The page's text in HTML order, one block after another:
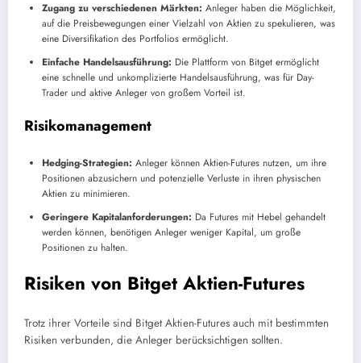
Zugang zu verschiedenen Märkten: Anleger haben die Möglichkeit,
auf die Preisbewegungen einer Vielzahl von Aktien zu spekulieren, was
eine Diversifikation des Portfolios ermöglicht.
Einfache Handelsausführung: Die Plattform von Bitget ermöglicht
eine schnelle und unkomplizierte Handelsausführung, was für Day-
Trader und aktive Anleger von großem Vorteil ist.
Risikomanagement
Hedging-Strategien: Anleger können Aktien-Futures nutzen, um ihre
Positionen abzusichern und potenzielle Verluste in ihren physischen
Aktien zu minimieren.
Geringere Kapitalanforderungen: Da Futures mit Hebel gehandelt
werden können, benötigen Anleger weniger Kapital, um große
Positionen zu halten.
Risiken von Bitget Aktien-Futures
Trotz ihrer Vorteile sind Bitget Aktien-Futures auch mit bestimmten
Risiken verbunden, die Anleger berücksichtigen sollten.